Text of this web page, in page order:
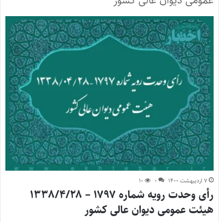
۷ اردیبهشت ۱۴۰۰ ۰ ۱۰
رأی وحدت رویه شماره ۱۷۹۷ – ۱۳۳۸/۴/۲۸
هیئت عمومی دیوان عالی کشور